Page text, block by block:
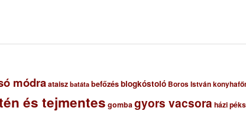
módraataisz batáta befőzésblogkóstoló Boros István
és tejmentes gombagyors vacsora házi